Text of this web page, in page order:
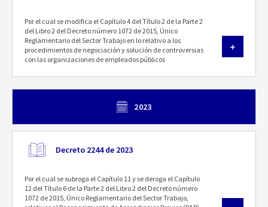
Por el cual se modifica el Capítulo 4 del Título 2 de la Parte 2
del Libro 2 del Decreto número 1072 de 2015, Único
Reglamentario del Sector Trabajo en lo relativo a los
procedimientos de negociación y solución de controversias
con las organizaciones de empleados públicos
2023
Decreto 2244 de 2023
Por el cual se subroga el Capítulo 11 y se deroga el Capítulo
12 del Título 6 de la Parte 2 del Libro 2 del Decreto número
1072 de 2015, Único Reglamentario del Sector Trabajo,